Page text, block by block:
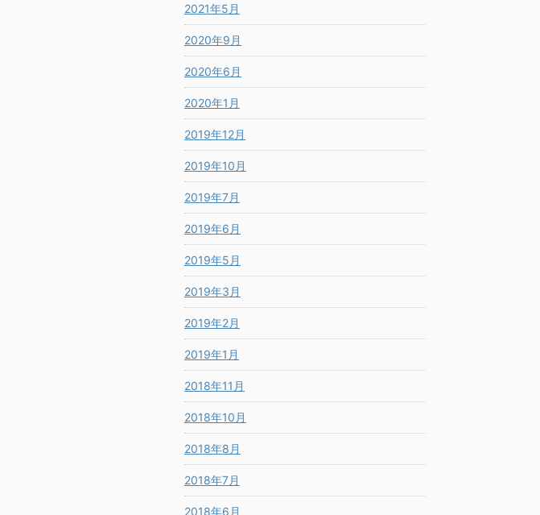
2021年5月
2020年9月
2020年6月
2020年1月
2019年12月
2019年10月
2019年7月
2019年6月
2019年5月
2019年3月
2019年2月
2019年1月
2018年11月
2018年10月
2018年8月
2018年7月
2018年6月